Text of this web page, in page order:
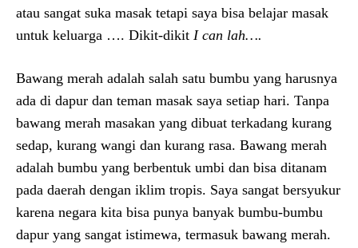
atau sangat suka masak tetapi saya bisa belajar masak
untuk keluarga …. Dikit-dikit I can lah….
Bawang merah adalah salah satu bumbu yang harusnya
ada di dapur dan teman masak saya setiap hari. Tanpa
bawang merah masakan yang dibuat terkadang kurang
sedap, kurang wangi dan kurang rasa. Bawang merah
adalah bumbu yang berbentuk umbi dan bisa ditanam
pada daerah dengan iklim tropis. Saya sangat bersyukur
karena negara kita bisa punya banyak bumbu-bumbu
dapur yang sangat istimewa, termasuk bawang merah.